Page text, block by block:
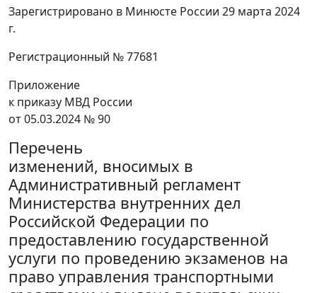
Зарегистрировано в Минюсте России 29 марта 2024
г.
Регистрационный № 77681
Приложение
к приказу МВД России
от 05.03.2024 № 90
Перечень
изменений, вносимых в
Административный регламент
Министерства внутренних дел
Российской Федерации по
предоставлению государственной
услуги по проведению экзаменов на
право управления транспортными